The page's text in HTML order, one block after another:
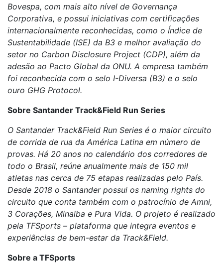
Bovespa, com mais alto nível de Governança
Corporativa, e possui iniciativas com certificações
internacionalmente reconhecidas, como o Índice de
Sustentabilidade (ISE) da B3 e melhor avaliação do
setor no Carbon Disclosure Project (CDP), além da
adesão ao Pacto Global da ONU. A empresa também
foi reconhecida com o selo I-Diversa (B3) e o selo
ouro GHG Protocol.
Sobre Santander Track&Field Run Series
O Santander Track&Field Run Series é o maior circuito
de corrida de rua da América Latina em número de
provas. Há 20 anos no calendário dos corredores de
todo o Brasil, reúne anualmente mais de 150 mil
atletas nas cerca de 75 etapas realizadas pelo País.
Desde 2018 o Santander possui os naming rights do
circuito que conta também com o patrocínio de Amni,
3 Corações, Minalba e Pura Vida. O projeto é realizado
pela TFSports – plataforma que integra eventos e
experiências de bem-estar da Track&Field.
Sobre a TFSports